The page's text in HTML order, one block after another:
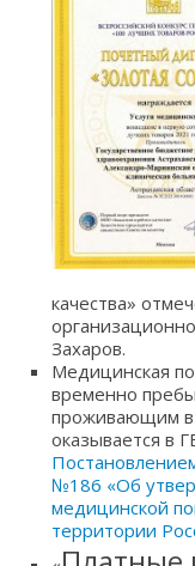
качества»
Захаров.
Медицинская
временно
проживающим в
оказывается в
№186 «Об
медицинской
территории